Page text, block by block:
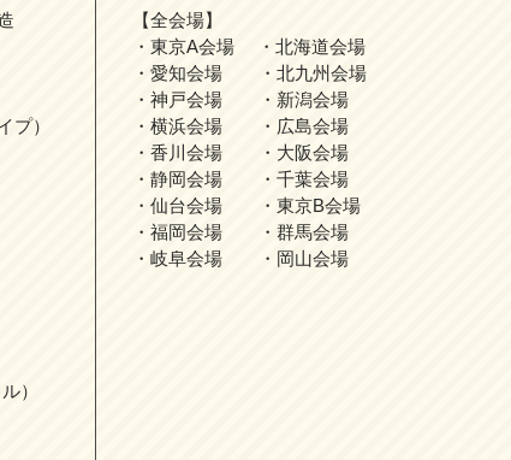
プ）
）
【全会場】
・東京A会場 ・北海道会場
・愛知会場 ・北九州会場
・神戸会場 ・新潟会場
・横浜会場 ・広島会場
・香川会場 ・大阪会場
・静岡会場 ・千葉会場
・仙台会場 ・東京B会場
・福岡会場 ・群馬会場
・岐阜会場 ・岡山会場